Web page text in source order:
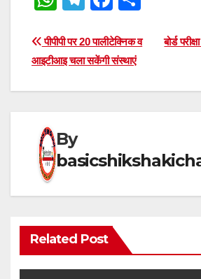
at
s
A
p
e
gr
a
c
e
b
k
ar
Post
navigation
बोर्ड
पीपीपी पर 20 पालीटेक्निक व
आइटीआइ चला सकेंगी संस्थाएं
By
Related Post